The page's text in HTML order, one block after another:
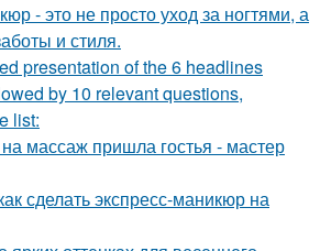
- это не просто уход за ногтями, а
и стиля.
presentation of the 6 headlines
by 10 relevant questions,
list:
массаж пришла гостья - мастер
сделать экспресс-маникюр на